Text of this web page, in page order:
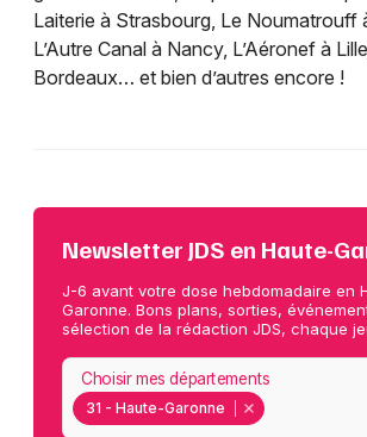
Laiterie à Strasbourg, Le Noumatrouff
L’Autre Canal à Nancy, L’Aéronef à
Bordeaux… et bien d’autres encore !
Newsletter JDS en Haute-
J-6 avant votre dose hebdomadaire en
Garonne. Bons plans, sorties,
sélection de la rédaction JDS, chaque
31 - Haute-Garonne
Choisir mes départements